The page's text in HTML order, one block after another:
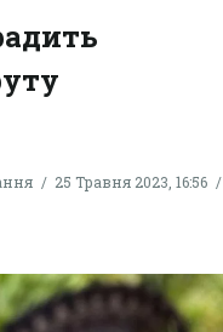
25 Травня 2023, 16:56